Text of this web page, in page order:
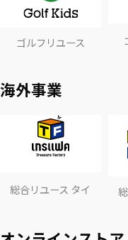
ゴルフリユース
海外事業
総合リユース タイ